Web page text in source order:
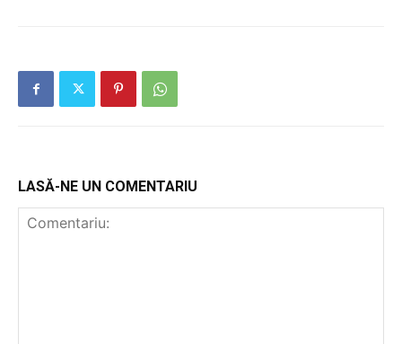
LASĂ-NE UN COMENTARIU